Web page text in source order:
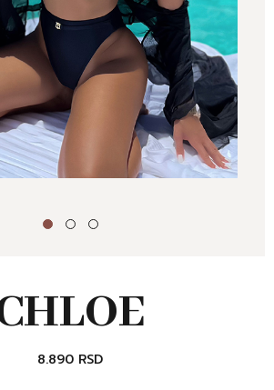
8.890 RSD